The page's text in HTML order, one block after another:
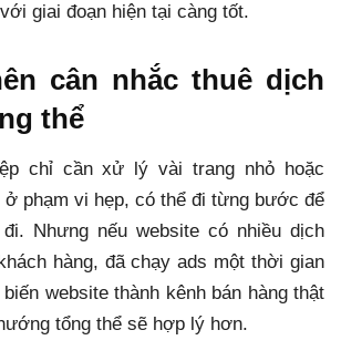
giai đoạn hiện tại càng tốt.
cân nhắc thuê dịch
thể
chỉ cần xử lý vài trang nhỏ hoặc
ở phạm vi hẹp, có thể đi từng bước để
Nhưng nếu website có nhiều dịch
hàng, đã chạy ads một thời gian
website thành kênh bán hàng thật
tổng thể sẽ hợp lý hơn.